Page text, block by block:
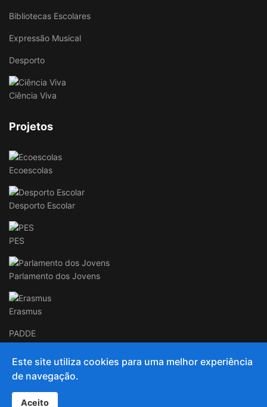
Bibliotecas Escolares
Expressão Musical
Desporto
Ciência Viva
Projetos
Ecoescolas
Desporto Escolar
PES
Parlamento dos Jovens
Erasmus
PADDE
© 2020 and Beyond AECC
Este site utiliza cookies para uma melhor experiência
de navegação.
Aceito